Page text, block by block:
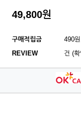
49,800원
구매적립금
490원
REVIEW
건 (